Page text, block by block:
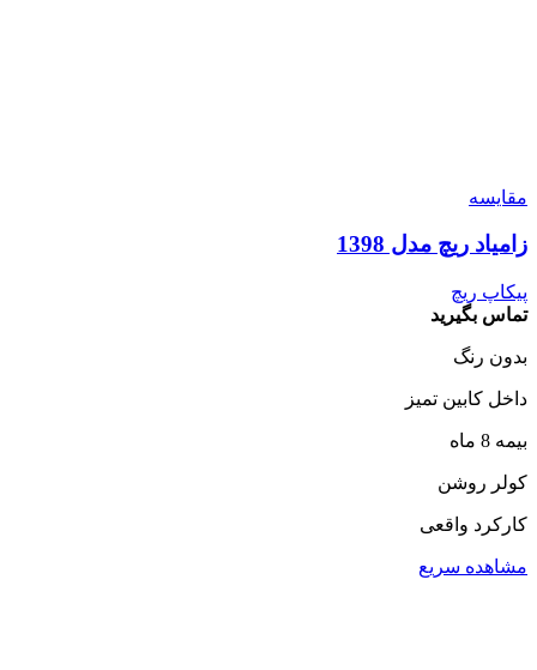
مقایسه
زامیاد ریچ مدل 1398
پیکاپ ریچ
تماس بگیرید
بدون رنگ
داخل کابین تمیز
بیمه 8 ماه
کولر روشن
کارکرد واقعی
مشاهده سریع